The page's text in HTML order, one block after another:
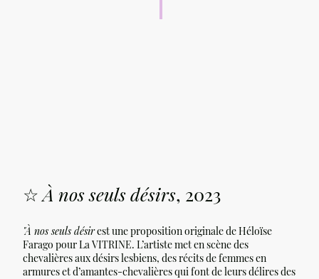
☆ À nos seuls désirs, 2023
"À nos seuls désirest une proposition originale de Héloïse
Farago pour La VITRINE. L’artiste met en scène des
chevalières aux désirs lesbiens, des récits de femmes en
armures et d’amantes-chevalières qui font de leurs délires des